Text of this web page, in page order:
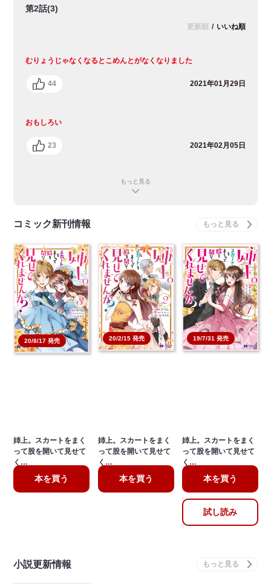
第2話(3)
更新順 / いいね順
むりょうじゃなくなるとこめんとがなくなりました
44 2021年01月29日
おもしろい
23 2021年02月05日
もっと見る
コミック新刊情報
20/8/17 発売
姉上。スカートをまく
って股を開いて見せて
く…
本を買う
20/2/15 発売
姉上。スカートをまく
って股を開いて見せて
く…
本を買う
19/7/31 発売
姉上。スカートをまく
って股を開いて見せて
く…
本を買う
試し読み
小説更新情報